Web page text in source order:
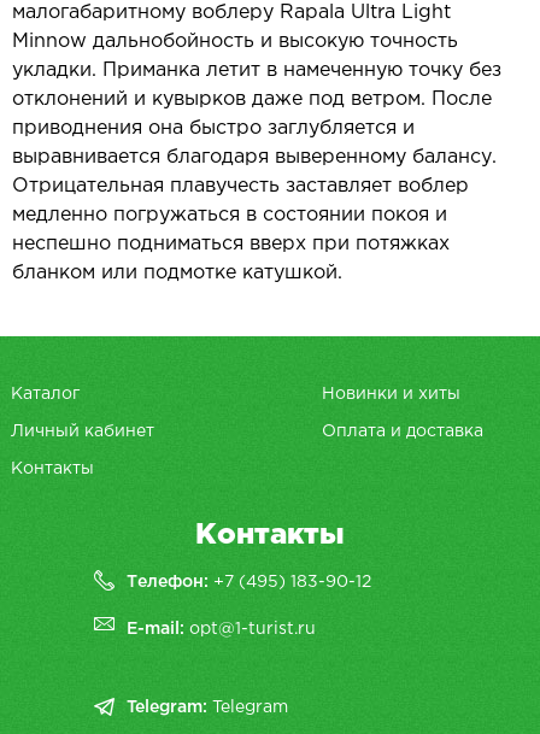
малогабаритному воблеру Rapala Ultra Light
Minnow дальнобойность и высокую точность
укладки. Приманка летит в намеченную точку без
отклонений и кувырков даже под ветром. После
приводнения она быстро заглубляется и
выравнивается благодаря выверенному балансу.
Отрицательная плавучесть заставляет воблер
медленно погружаться в состоянии покоя и
неспешно подниматься вверх при потяжках
бланком или подмотке катушкой.
Каталог Новинки и хиты
Личный кабинет Оплата и доставка
Контакты
Контакты
Телефон: +7 (495) 183-90-12
E-mail:opt@1-turist.ru
Telegram: Telegram